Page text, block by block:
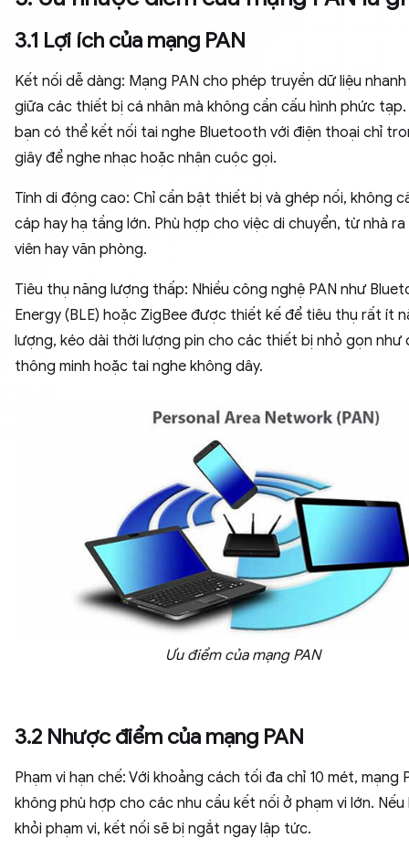
3.1 Lợi ích của mạng PAN
Kết nối dễ dàng: Mạng PAN cho phép truyền dữ liệu
giữa các thiết bị cá nhân mà không cần cấu hình phức tạp.
bạn có thể kết nối tai nghe Bluetooth với điện thoại chỉ
giây để nghe nhạc hoặc nhận cuộc gọi.
Tính di động cao: Chỉ cần bật thiết bị và ghép nối, không
cáp hay hạ tầng lớn. Phù hợp cho việc di chuyển, từ nhà
viên hay văn phòng.
Tiêu thụ năng lượng thấp: Nhiều công nghệ PAN như
Energy (BLE) hoặc ZigBee được thiết kế để tiêu thụ rất ít
lượng, kéo dài thời lượng pin cho các thiết bị nhỏ gọn như
thông minh hoặc tai nghe không dây.
Ưu điểm của mạng PAN
3.2 Nhược điểm của mạng PAN
Phạm vi hạn chế: Với khoảng cách tối đa chỉ 10 mét, mạng
không phù hợp cho các nhu cầu kết nối ở phạm vi lớn. Nếu
khỏi phạm vi, kết nối sẽ bị ngắt ngay lập tức.